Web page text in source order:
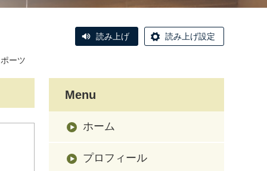
読み上げ 読み上げ設定
ーツ
Menu
ホーム
プロフィール